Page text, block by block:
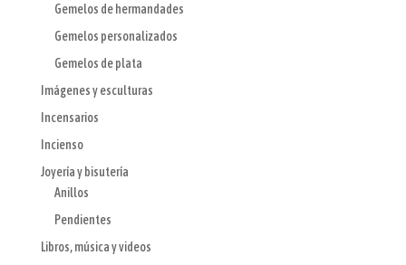
Gemelos de hermandades
Gemelos personalizados
Gemelos de plata
Imágenes y esculturas
Incensarios
Incienso
Joyería y bisutería
Anillos
Pendientes
Libros, música y videos